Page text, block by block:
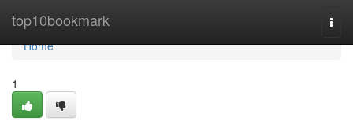
top10bookmark
Home
Home
1